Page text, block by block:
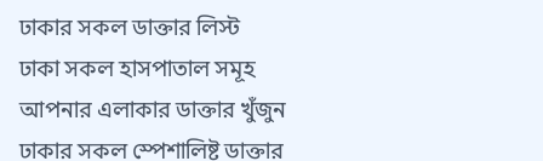
ঢাকার সকল ডাক্তার লিস্ট
ঢাকা সকল হাসপাতাল সমূহ
আপনার এলাকার ডাক্তার খুঁজুন
ঢাকার সকল স্পেশালিষ্ট ডাক্তার